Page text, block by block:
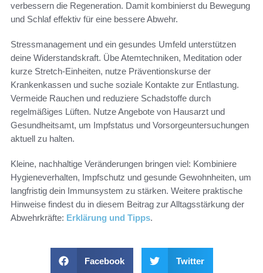
verbessern die Regeneration. Damit kombinierst du Bewegung
und Schlaf effektiv für eine bessere Abwehr.
Stressmanagement und ein gesundes Umfeld unterstützen
deine Widerstandskraft. Übe Atemtechniken, Meditation oder
kurze Stretch-Einheiten, nutze Präventionskurse der
Krankenkassen und suche soziale Kontakte zur Entlastung.
Vermeide Rauchen und reduziere Schadstoffe durch
regelmäßiges Lüften. Nutze Angebote von Hausarzt und
Gesundheitsamt, um Impfstatus und Vorsorgeuntersuchungen
aktuell zu halten.
Kleine, nachhaltige Veränderungen bringen viel: Kombiniere
Hygieneverhalten, Impfschutz und gesunde Gewohnheiten, um
langfristig dein Immunsystem zu stärken. Weitere praktische
Hinweise findest du in diesem Beitrag zur Alltagsstärkung der
Abwehrkräfte: Erklärung und Tipps.
Facebook Twitter